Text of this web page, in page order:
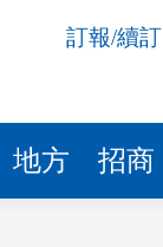
訂報/續訂
地方 招商
14:21
14:16